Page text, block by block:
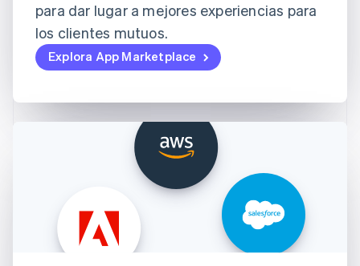
para dar lugar a mejores experiencias para
los clientes mutuos.
Explora App Marketplace